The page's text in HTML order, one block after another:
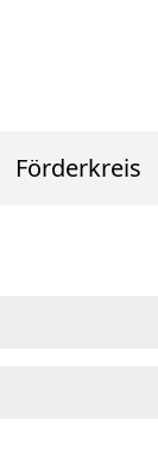
Förderkreis